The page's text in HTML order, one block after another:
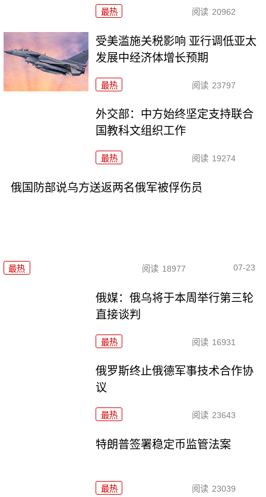
最热 阅读 20962
受美滥施关税影响 亚行调低亚太
发展中经济体增长预期
最热 阅读 23797
外交部：中方始终坚定支持联合
国教科文组织工作
最热 阅读 19274
俄国防部说乌方送返两名俄军被俘伤员
最热 阅读 18977 07-23
俄媒：俄乌将于本周举行第三轮
直接谈判
最热 阅读 16931
俄罗斯终止俄德军事技术合作协
议
最热 阅读 23643
特朗普签署稳定币监管法案
最热 阅读 23039